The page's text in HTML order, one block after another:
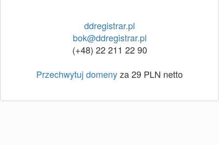
ddregistrar.pl
bok@ddregistrar.pl
(+48) 22 211 22 90
Przechwytuj domenyza 29 PLN netto